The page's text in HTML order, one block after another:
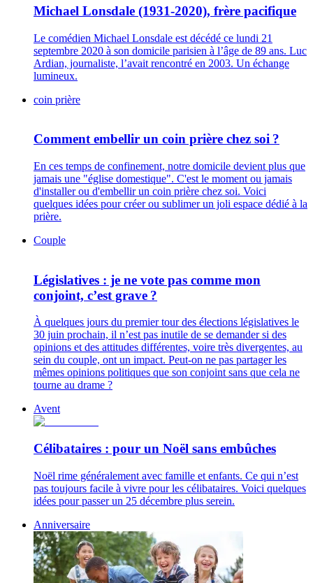
Michael Lonsdale (1931-2020), frère pacifique
Le comédien Michael Lonsdale est décédé ce lundi 21
septembre 2020 à son domicile parisien à l’âge de 89 ans. Luc
Ardian, journaliste, l’avait rencontré en 2003. Un échange
lumineux.
coin prière
Comment embellir un coin prière chez soi ?
En ces temps de confinement, notre domicile devient plus que
jamais une "église domestique". C'est le moment ou jamais
d'installer ou d'embellir un coin prière chez soi. Voici
quelques idées pour créer ou sublimer un joli espace dédié à la
prière.
Couple
Législatives : je ne vote pas comme mon
conjoint, c’est grave ?
À quelques jours du premier tour des élections législatives le
30 juin prochain, il n’est pas inutile de se demander si des
opinions et des attitudes différentes, voire très divergentes, au
sein du couple, ont un impact. Peut-on ne pas partager les
mêmes opinions politiques que son conjoint sans que cela ne
tourne au drame ?
Avent
Célibataires : pour un Noël sans embûches
Noël rime généralement avec famille et enfants. Ce qui n’est
pas toujours facile à vivre pour les célibataires. Voici quelques
idées pour passer un 25 décembre plus serein.
Anniversaire